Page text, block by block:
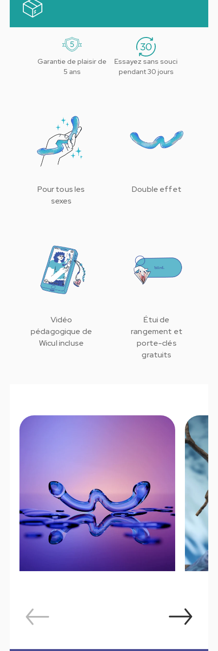
reforestation mondiale, un arbre est planté chaque fois
que vous effectuez un achat sur notre site web.
Garantie de plaisir de
5 ans
Essayez sans souci
pendant 30 jours
Pour tous les
sexes
Double effet
Vidéo
pédagogique de
Wicul incluse
Étui de
rangement et
porte-clés
gratuits